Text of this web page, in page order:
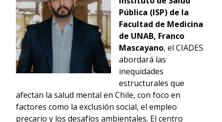
Pública (ISP) de la
Facultad de Medicina
de UNAB, Franco
Mascayano, el CIADES
abordará las
inequidades
estructurales que
afectan la salud mental en Chile, con foco en
factores como la exclusión social, el empleo
precario y los desafíos ambientales. El centro